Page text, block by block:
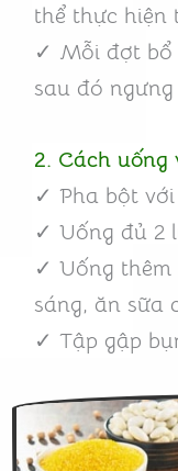
thể thực hiện
✓ Mỗi đợt bổ
sau đó ngưng
2. Cách
✓ Pha bột
✓ Uống đủ 2
✓ Uống
sáng, ăn sữa
✓ Tập gập